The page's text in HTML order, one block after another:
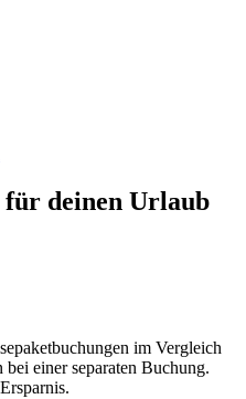
für deinen Urlaub
im Vergleich
einer separaten Buchung.